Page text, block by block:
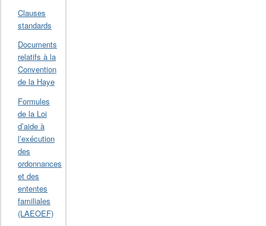
Clauses
standards
Documents
relatifs à la
Convention
de la Haye
Formules
de la Loi
d’aide à
l’exécution
des
ordonnances
et des
ententes
familiales
(LAEOEF)